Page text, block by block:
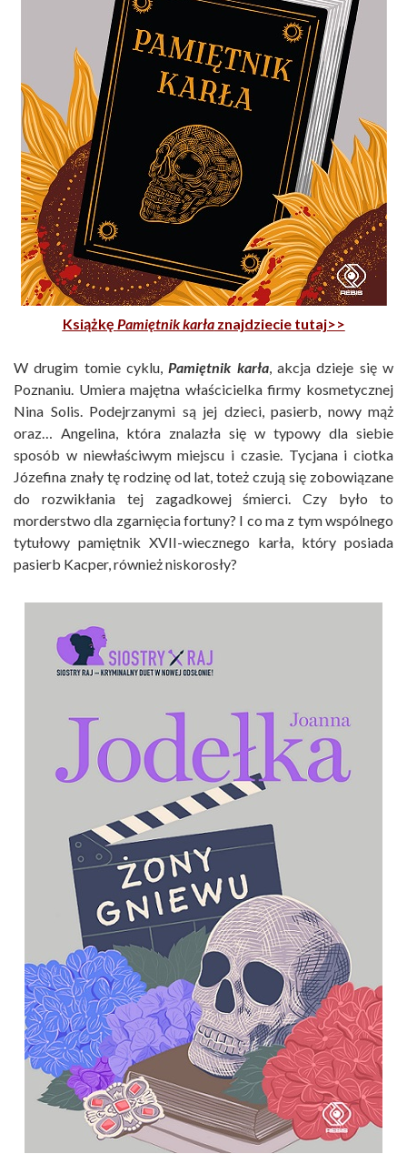
Książkę Pamiętnik karłaznajdziecie tutaj>>
W drugim tomie cyklu,Pamiętnik karła, akcja dzieje się w
Poznaniu. Umiera majętna właścicielka firmy kosmetycznej
Nina Solis. Podejrzanymi są jej dzieci, pasierb, nowy mąż
oraz… Angelina, która znalazła się w typowy dla siebie
sposób w niewłaściwym miejscu i czasie. Tycjana i ciotka
Józefina znały tę rodzinę od lat, toteż czują się zobowiązane
do rozwikłania tej zagadkowej śmierci. Czy było to
morderstwo dla zgarnięcia fortuny? I co ma z tym wspólnego
tytułowy pamiętnik XVII-wiecznego karła, który posiada
pasierb Kacper, również niskorosły?